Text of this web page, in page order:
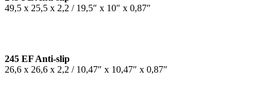
49,5 x 25,5 x 2,2 / 19,5″ x 10″ x 0,87″
245 EF Anti-slip
26,6 x 26,6 x 2,2 / 10,47″ x 10,47″ x 0,87″